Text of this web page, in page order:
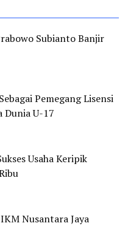
Subianto Banjir
Pemegang Lisensi
Dunia U-17
Usaha Keripik
Nusantara Jaya